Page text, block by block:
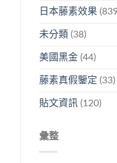
日本藤素效果
未分類 (38)
美國黑金(44)
藤素真假鑒定 (33)
貼文資訊(120)
彙整